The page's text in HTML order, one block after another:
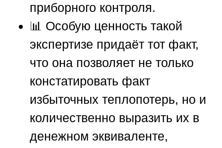
приборного контроля.
📊 Особую ценность такой
экспертизе придаёт тот факт,
что она позволяет не только
констатировать факт
избыточных теплопотерь, но и
количественно выразить их в
денежном эквиваленте,